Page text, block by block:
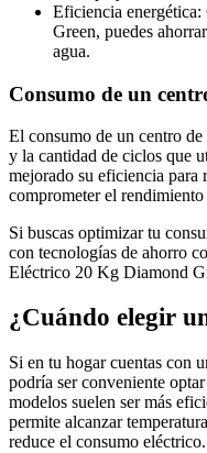
Eficiencia
Green, puedes
agua.
Consumo de un
El consumo de un centro
y la cantidad de ciclos que
mejorado su eficiencia para
comprometer el
Si buscas optimizar tu
con tecnologías de ahorro
Eléctrico 20 Kg Diamond
¿Cuándo elegir
Si en tu hogar cuentas con
podría ser conveniente
modelos suelen ser más
permite alcanzar
reduce el consumo eléctrico.